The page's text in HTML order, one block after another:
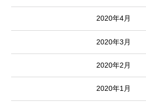
2020年4月
2020年3月
2020年2月
2020年1月